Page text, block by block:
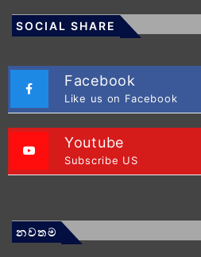
SOCIAL SHARE
Facebook
Like us on Facebook
Youtube
Subscribe US
නවතම